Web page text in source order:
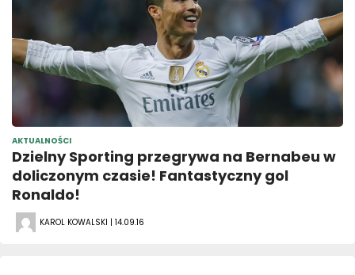
AKTUALNOŚCI
Dzielny Sporting przegrywa na Bernabeu w
doliczonym czasie! Fantastyczny gol
Ronaldo!
KAROL KOWALSKI | 14.09.16